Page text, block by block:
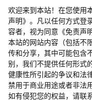
欢迎来到本站！在您使用
声明》。凡以任何方式登
容者，视为同意《免责声明
本站的网站内容（包括不
传和分享，其中可能包含
别，我们不提供任何形式
健康性所引起的争议和法
禁用于商业用途或者非法用
如有侵犯您的权益，请联